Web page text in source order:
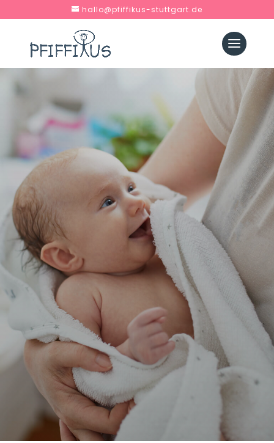
hallo@pfiffikus-stuttgart.de
PFIFFIKUS
SÄUGLINGS|
WORKSHOP